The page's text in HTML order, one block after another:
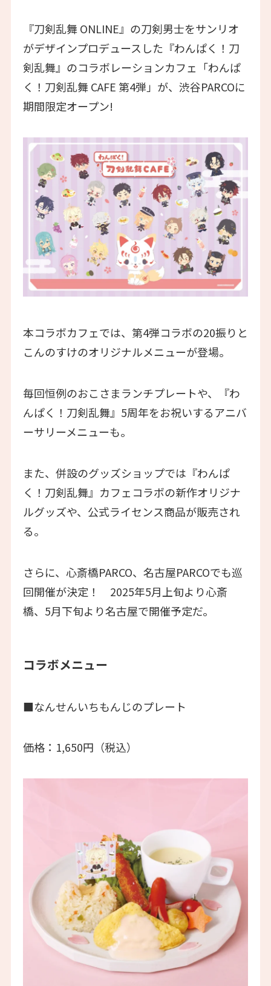
『刀剣乱舞 ONLINE』の刀剣男士をサンリオ
がデザインプロデュースした『わんぱく！刀
剣乱舞』のコラボレーションカフェ「わんぱ
く！刀剣乱舞 CAFE 第4弾」が、渋谷PARCOに
期間限定オープン!
本コラボカフェでは、第4弾コラボの20振りと
こんのすけのオリジナルメニューが登場。
毎回恒例のおこさまランチプレートや、『わ
んぱく！刀剣乱舞』5周年をお祝いするアニバ
ーサリーメニューも。
また、併設のグッズショップでは『わんぱ
く！刀剣乱舞』カフェコラボの新作オリジナ
ルグッズや、公式ライセンス商品が販売され
る。
さらに、心斎橋PARCO、名古屋PARCOでも巡
回開催が決定！ 2025年5月上旬より心斎
橋、5月下旬より名古屋で開催予定だ。
コラボメニュー
■なんせんいちもんじのプレート
価格：1,650円（税込）